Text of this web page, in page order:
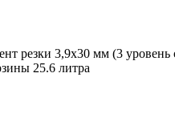
резки 3,9х30 мм (3 уровень
25.6 литра